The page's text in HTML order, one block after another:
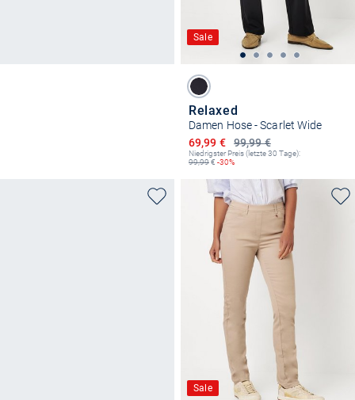
Sale
Relaxed
Damen Hose - Scarlet Wide
99,99 €
Ermäßigter Preis
69,99 €
Niedrigster Preis (letzte 30 Tage):
99,99€ -30%
Sale